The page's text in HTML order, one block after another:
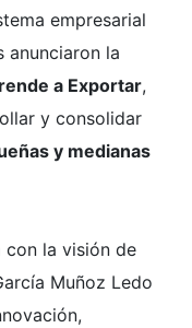
empresarial
anunciaron la
a Exportar,
y consolidar
y medianas
con la visión de
Muñoz Ledo